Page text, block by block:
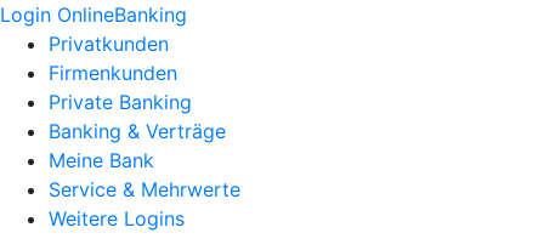
Login OnlineBanking
Privatkunden
Firmenkunden
Private Banking
Banking & Verträge
Meine Bank
Service & Mehrwerte
Weitere Logins